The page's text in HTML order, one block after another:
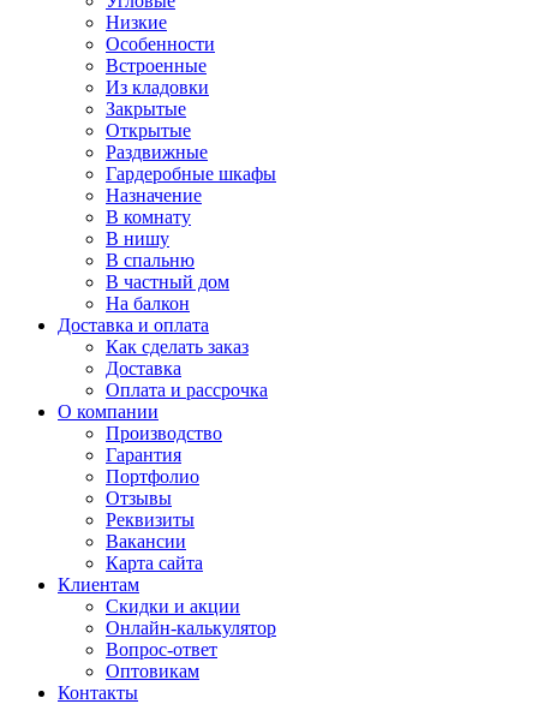
Низкие
Особенности
Встроенные
Из кладовки
Закрытые
Открытые
Раздвижные
Гардеробные шкафы
Назначение
В комнату
В нишу
В спальню
В частный дом
На балкон
Доставка и оплата
Как сделать заказ
Доставка
Оплата и рассрочка
О компании
Производство
Гарантия
Портфолио
Отзывы
Реквизиты
Вакансии
Карта сайта
Клиентам
Скидки и акции
Онлайн-калькулятор
Вопрос-ответ
Оптовикам
Контакты